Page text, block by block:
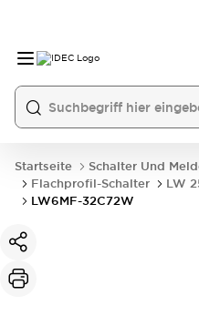
Startseite Schalter Und
Flachprofil-Schalter
LW
LW6MF-32C72W